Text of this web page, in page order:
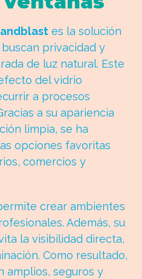
es la solución
privacidad y
de luz natural. Este
del vidrio
a procesos
a su apariencia
limpia, se ha
opciones favoritas
comercios y
crear ambientes
Además, su
la visibilidad directa,
Como resultado,
amplios, seguros y